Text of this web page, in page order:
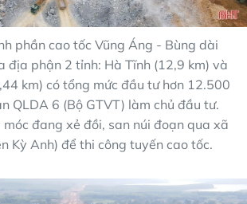
phần cao tốc Vũng Áng - Bùng dài
địa phận 2 tỉnh: Hà Tĩnh (12,9 km) và
km) có tổng mức đầu tư hơn 12.500
QLDA 6 (Bộ GTVT) làm chủ đầu tư.
đang xẻ đồi, san núi đoạn qua xã
Kỳ Anh) để thi công tuyến cao tốc.